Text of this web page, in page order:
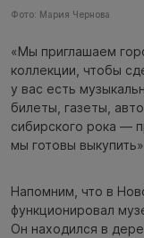
Фото: Мария Чернова
«Мы приглашаем
коллекции, чтобы
у вас есть
билеты, газеты,
сибирского рока —
мы готовы
Напомним, что в
функционировал
Он находился в